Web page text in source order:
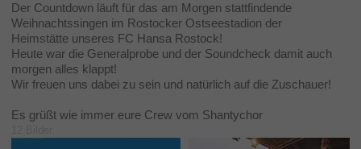
Der Countdown läuft für das am Morgen stattfindende
Weihnachtssingen im Rostocker Ostseestadion der
Heimstätte unseres FC Hansa Rostock!
Heute war die Generalprobe und der Soundcheck damit auch
morgen alles klappt!
Wir freuen uns dabei zu sein und natürlich auf die Zuschauer!
Es grüßt wie immer eure Crew vom Shantychor